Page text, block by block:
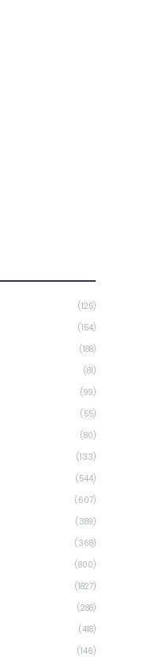
(125)
(154)
(188)
(81)
(99)
(55)
(80)
(133)
(544)
(607)
(389)
(368)
(800)
(1827)
(288)
(418)
(146)